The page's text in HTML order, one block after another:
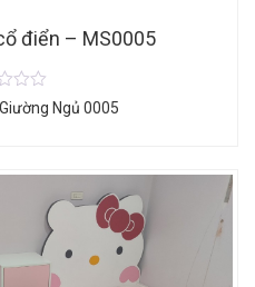
điển – MS0005
Ngủ 0005